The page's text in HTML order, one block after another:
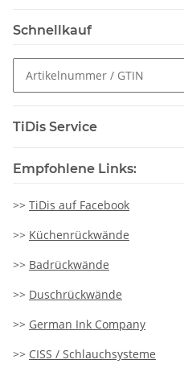
Schnellkauf
TiDis Service
Empfohlene Links:
>> TiDis auf Facebook
>> Küchenrückwände
>> Badrückwände
>> Duschrückwände
>> German Ink Company
>> CISS / Schlauchsysteme